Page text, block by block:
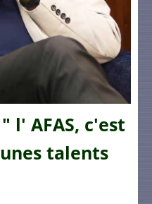
l' AFAS, c'est
talents